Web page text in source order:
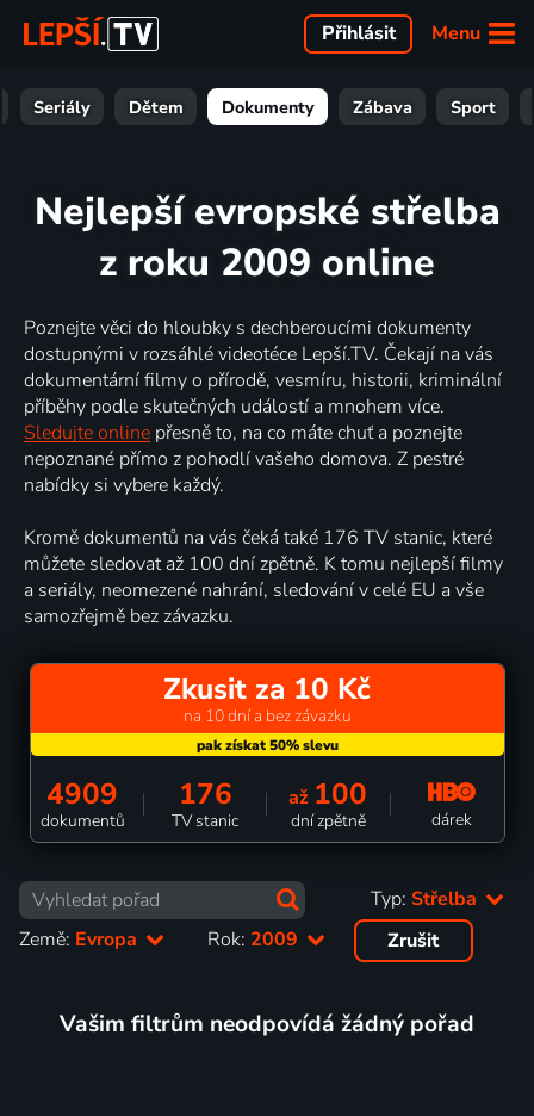
Menu
Přihlásit
Seriály Dětem Dokumenty Zábava Sport
Nejlepší evropské střelba
z roku 2009 online
Poznejte věci do hloubky s dechberoucími dokumenty
dostupnými v rozsáhlé videotéce Lepší.TV. Čekají na vás
dokumentární filmy o přírodě, vesmíru, historii, kriminální
příběhy podle skutečných událostí a mnohem více.
Sledujte online přesně to, na co máte chuť a poznejte
nepoznané přímo z pohodlí vašeho domova. Z pestré
nabídky si vybere každý.
Kromě dokumentů na vás čeká také 176 TV stanic, které
můžete sledovat až 100 dní zpětně. K tomu nejlepší filmy
a seriály, neomezené nahrání, sledování v celé EU a vše
samozřejmě bez závazku.
Zkusit za 10 Kč
na 10 dní a bez závazku
4909
dokumentů
176
TV stanic
až 100
dní zpětně dárek
Typ: Střelba
Země: Evropa Rok: 2009 Zrušit
Vašim filtrům neodpovídá žádný pořad